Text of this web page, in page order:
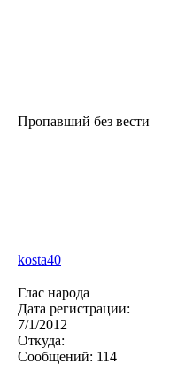
Пропавший без вести
kosta40
Глас народа
Дата регистрации:
7/1/2012
Откуда:
Сообщений: 114